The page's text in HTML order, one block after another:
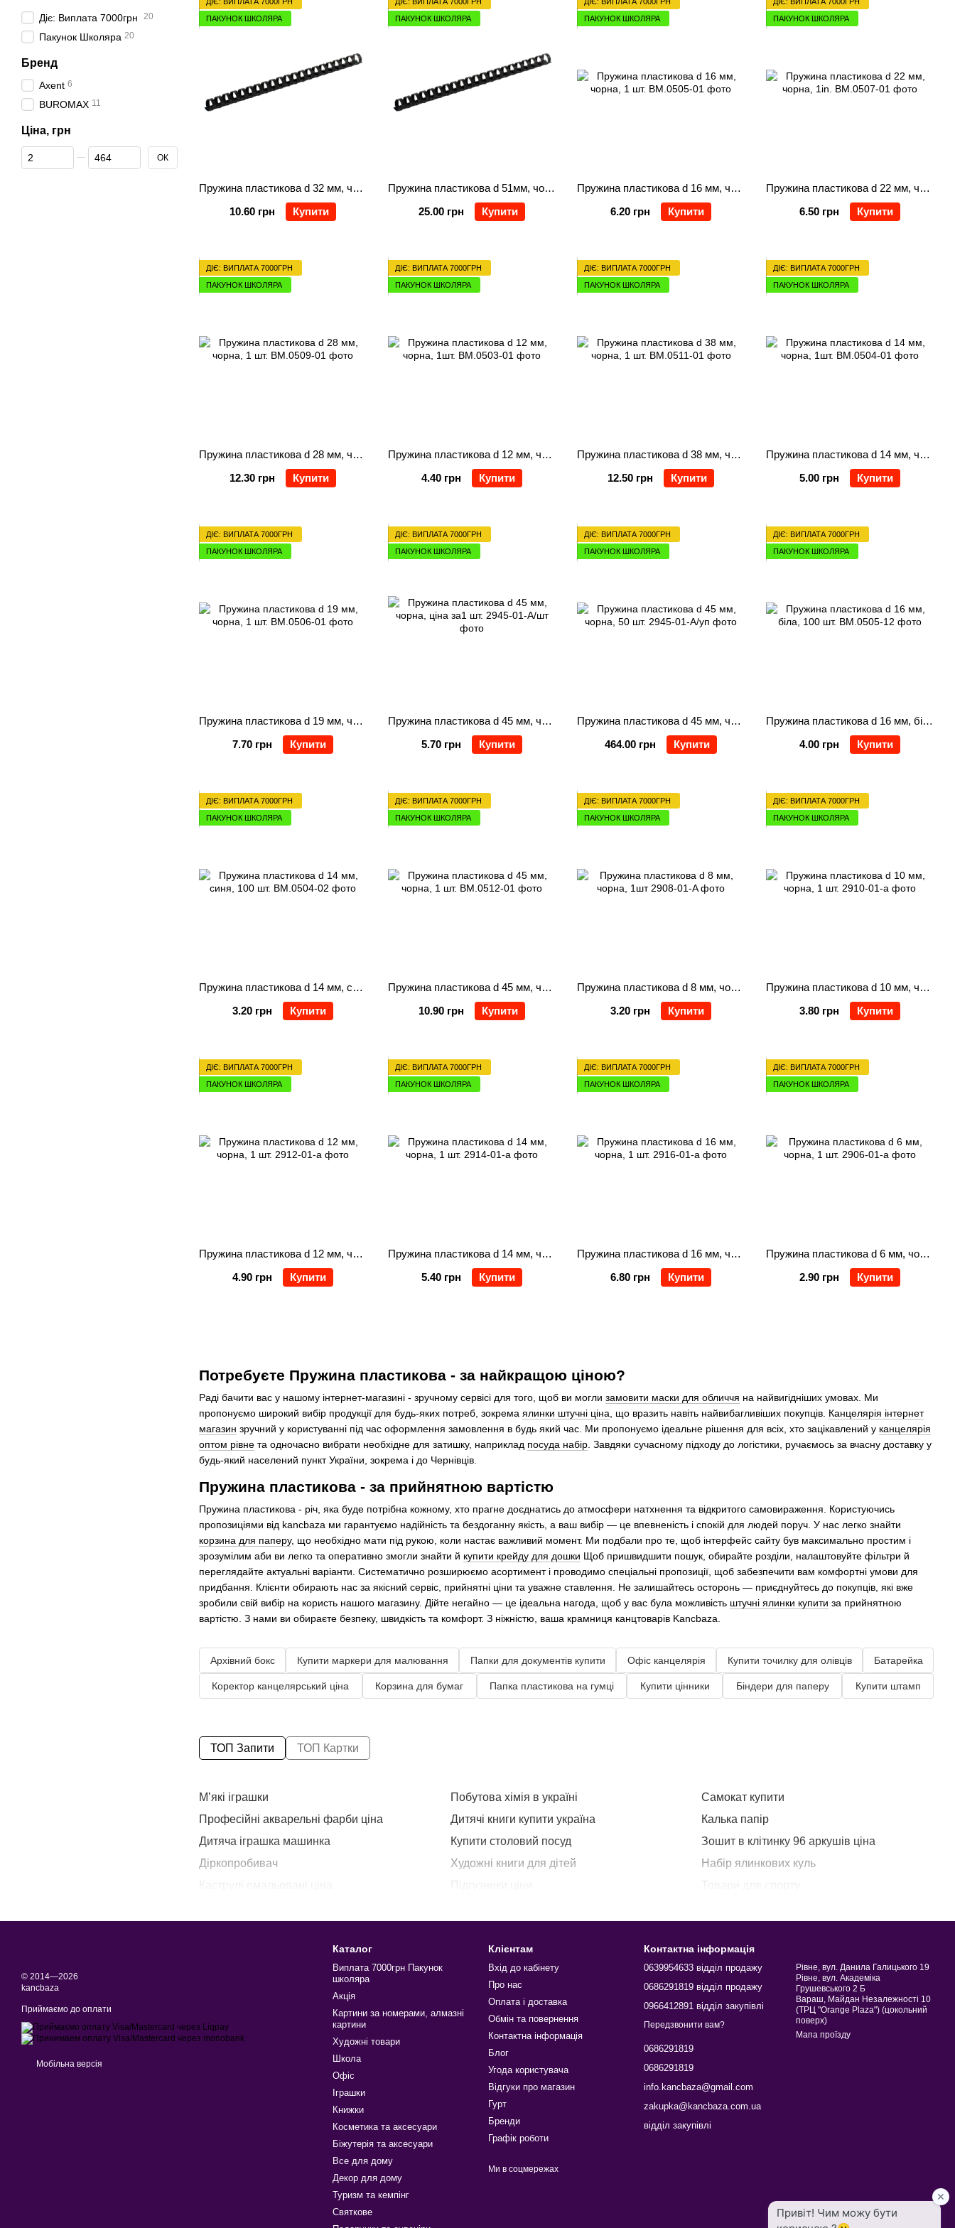
Потребуєте Пружина пластикова - за найкращою ціною?
Раді бачити вас у нашому інтернет-магазині - зручному сервісі для того, щоб ви могли замовити маски для обличчя на найвигідніших умовах. Ми
пропонуємо широкий вибір продукції для будь-яких потреб, зокрема ялинки штучні ціна , що вразить навіть найвибагливіших покупців. Канцелярія інтернет
магазин зручний у користуванні під час оформлення замовлення в будь який час. Ми пропонуємо ідеальне рішення для всіх, хто зацікавлений у канцелярія
оптом рівне та одночасно вибрати необхідне для затишку, наприклад посуда набір . Завдяки сучасному підходу до логістики, ручaємось за вчасну доставку у
будь-який населений пункт України, зокрема і до Чернівців.
Пружина пластикова - за прийнятною вартістю
Пружина пластикова - річ, яка буде потрібна кожному, хто прагне доєднатись до атмосфери натхнення та відкритого самовираження. Користуючись
пропозиціями від kancbaza ми гарантуємо надійність та бездоганну якість, а ваш вибір — це впевненість і спокій для людей поруч. У нас легко знайти
корзина для паперу, що необхідно мати під рукою, коли настає важливий момент. Ми подбали про те, щоб інтерфейс сайту був максимально простим і
зрозумілим аби ви легко та оперативно змогли знайти й купити крейду для дошки Щоб пришвидшити пошук, обирайте розділи, налаштовуйте фільтри й
переглядайте актуальні варіанти. Систематично розширюємо асортимент і проводимо спеціальні пропозиції, щоб забезпечити вам комфортні умови для
придбання. Клієнти обирають нас за якісний сервіс, прийнятні ціни та уважне ставлення. Не залишайтесь осторонь — приєднуйтесь до покупців, які вже
зробили свій вибір на користь нашого магазину. Дійте негайно — це ідеальна нагода, щоб у вас була можливість штучні ялинки купити за прийнятною
вартістю. З нами ви обираєте безпеку, швидкість та комфорт. З ніжністю, ваша крамниця канцтоварів Kancbaza.
Архівний бокс Купити маркери для малювання Папки для документів купити Офіс канцелярія Купити точилку для олівців Батарейка
Коректор канцелярський ціна Корзина для бумаг Папка пластикова на гумці Купити цінники Біндери для паперу Купити штамп
ТОП Запити ТОП Картки
Мʼякі іграшки Побутова хімія в україні
Самокат купити
Професійні акварельні фарби ціна
Дитячі книги купити україна
Калька папір
Дитяча іграшка машинка
Купити столовий посуд
Зошит в клітинку 96 аркушів ціна
Діркопробивач
Художні книги для дітей
Набір ялинкових куль
Підгузники ціни
Товари для спорту
Дитячі машинки купити Термос купити україна
ПАКУНОК ШКОЛЯРА
Пружина пластикова d 32 мм, чорна, 50 шт.
10.60 грн
Купити
ПАКУНОК ШКОЛЯРА
Пружина пластикова d 51мм, чорна, 50 шт
25.00 грн
Купити
ПАКУНОК ШКОЛЯРА
Пружина пластикова d 16 мм, чорна, 1 шт.
6.20 грн
Купити
ПАКУНОК ШКОЛЯРА
Пружина пластикова d 22 мм, чорна, 1in.
6.50 грн
Купити
ДІЄ: ВИПЛАТА 7000ГРН
ПАКУНОК ШКОЛЯРА
Пружина пластикова d 28 мм, чорна, 1 шт.
12.30 грн
Купити
ДІЄ: ВИПЛАТА 7000ГРН
ПАКУНОК ШКОЛЯРА
Пружина пластикова d 12 мм, чорна, 1шт.
4.40 грн
Купити
ДІЄ: ВИПЛАТА 7000ГРН
ПАКУНОК ШКОЛЯРА
Пружина пластикова d 38 мм, чорна, 1 шт.
12.50 грн
Купити
ДІЄ: ВИПЛАТА 7000ГРН
ПАКУНОК ШКОЛЯРА
Пружина пластикова d 14 мм, чорна, 1шт.
5.00 грн
Купити
ДІЄ: ВИПЛАТА 7000ГРН
ПАКУНОК ШКОЛЯРА
Пружина пластикова d 19 мм, чорна, 1 шт.
7.70 грн
Купити
ДІЄ: ВИПЛАТА 7000ГРН
ПАКУНОК ШКОЛЯРА
Пружина пластикова d 45 мм, чорна, ціна за1 шт.
5.70 грн
Купити
ДІЄ: ВИПЛАТА 7000ГРН
ПАКУНОК ШКОЛЯРА
Пружина пластикова d 45 мм, чорна, 50 шт.
464.00 грн
Купити
ДІЄ: ВИПЛАТА 7000ГРН
ПАКУНОК ШКОЛЯРА
Пружина пластикова d 16 мм, біла, 100 шт.
4.00 грн
Купити
ДІЄ: ВИПЛАТА 7000ГРН
ПАКУНОК ШКОЛЯРА
Пружина пластикова d 14 мм, синя, 100 шт.
3.20 грн
Купити
ДІЄ: ВИПЛАТА 7000ГРН
ПАКУНОК ШКОЛЯРА
Пружина пластикова d 45 мм, чорна, 1 шт.
10.90 грн
Купити
ДІЄ: ВИПЛАТА 7000ГРН
ПАКУНОК ШКОЛЯРА
Пружина пластикова d 8 мм, чорна, 1шт
3.20 грн
Купити
ДІЄ: ВИПЛАТА 7000ГРН
ПАКУНОК ШКОЛЯРА
Пружина пластикова d 10 мм, чорна, 1 шт.
3.80 грн
Купити
ДІЄ: ВИПЛАТА 7000ГРН
ПАКУНОК ШКОЛЯРА
Пружина пластикова d 12 мм, чорна, 1 шт.
4.90 грн
Купити
ДІЄ: ВИПЛАТА 7000ГРН
ПАКУНОК ШКОЛЯРА
Пружина пластикова d 14 мм, чорна, 1 шт.
5.40 грн
Купити
ДІЄ: ВИПЛАТА 7000ГРН
ПАКУНОК ШКОЛЯРА
Пружина пластикова d 16 мм, чорна, 1 шт.
6.80 грн
Купити
ДІЄ: ВИПЛАТА 7000ГРН
ПАКУНОК ШКОЛЯРА
Пружина пластикова d 6 мм, чорна, 1 шт.
2.90 грн
Купити
Діє: Виплата 7000грн 20
Пакунок Школяра 20
Бренд
Axent 6
BUROMAX 11
Ціна, грн
Від Ціна, грн
До Ціна, грн ОК
© 2014—2026
kancbaza
Приймаємо до оплати
Мобільна версія
Каталог
Виплата 7000грн Пакунок
школяра
Акція
Картини за номерами, алмазні
картини
Художні товари
Школа
Офіс
Іграшки
Книжки
Косметика та аксесуари
Біжутерія та аксесуари
Все для дому
Декор для дому
Туризм та кемпінг
Святкове
Клієнтам
Вхід до кабінету
Про нас
Оплата і доставка
Обмін та повернення
Контактна інформація
Блог
Угода користувача
Відгуки про магазин
Гурт
Бренди
Графік роботи
Ми в соцмережах
Контактна інформація
0639954633 відділ продажу
0686291819 відділ продажу
0966412891 відділ закупівлі
Передзвонити вам?
0686291819
0686291819
info.kancbaza@gmail.com
zakupka@kancbaza.com.ua
відділ закупівлі
Рівне, вул. Данила Галицького 19
Рівне, вул. Академіка
Грушевського 2 Б
Вараш, Майдан Незалежності 10
(ТРЦ "Orange Plaza") (цокольний
поверх)
Мапа проїзду